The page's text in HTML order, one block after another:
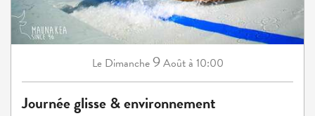
Le Dimanche9Aoûtà 10:00
Journée glisse & environnement